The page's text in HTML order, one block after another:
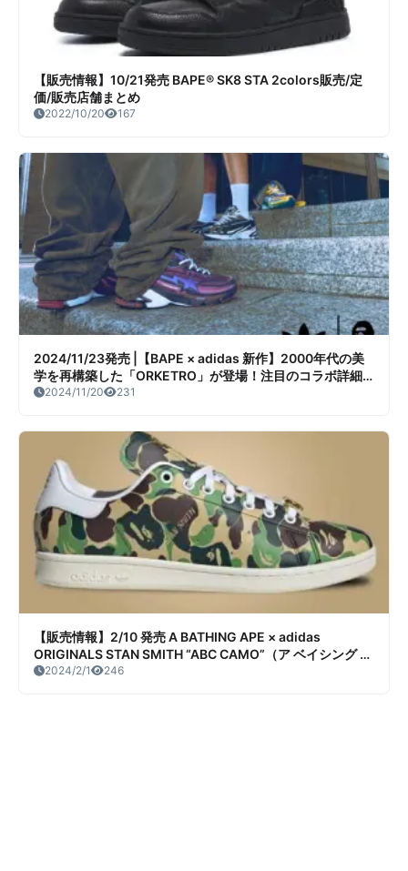
【販売情報】10/21発売 BAPE® SK8 STA 2colors販売/定
価/販売店舗まとめ
2022/10/20 167
2024/11/23発売 |【BAPE × adidas 新作】2000年代の美
学を再構築した「ORKETRO」が登場！注目のコラボ詳細
をチェック
2024/11/20 231
【販売情報】2/10 発売 A BATHING APE × adidas
ORIGINALS STAN SMITH “ABC CAMO”（ア ベイシング エ
イプ × アディダス オリジナルス スタンスミス “ABC カ
2024/2/1 246